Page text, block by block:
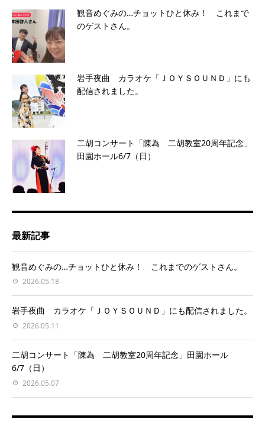
観音めぐみの…チョットひと休み！ これまで
のゲストさん。
岩手夜曲 カラオケ「ＪＯＹＳＯＵＮＤ」にも
配信されました。
二胡コンサート「陳為 二胡教室20周年記念」
田園ホール6/7（日）
最新記事
観音めぐみの…チョットひと休み！ これまでのゲストさん。
2026.05.18
岩手夜曲 カラオケ「ＪＯＹＳＯＵＮＤ」にも配信されました。
2026.05.11
二胡コンサート「陳為 二胡教室20周年記念」田園ホール
6/7（日）
2026.05.07